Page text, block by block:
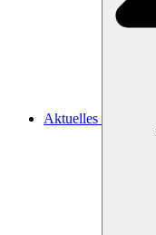
Aktuelles